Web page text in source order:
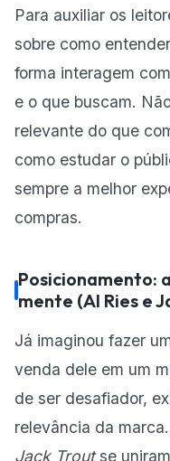
Para auxiliar os
sobre como
forma interagem
e o que buscam.
relevante do que
como estudar o
sempre a melhor
compras.
Posicionamento:
mente (AI Ries e
Já imaginou fazer
venda dele em um
de ser desafiador,
relevância da
Jack Troutse